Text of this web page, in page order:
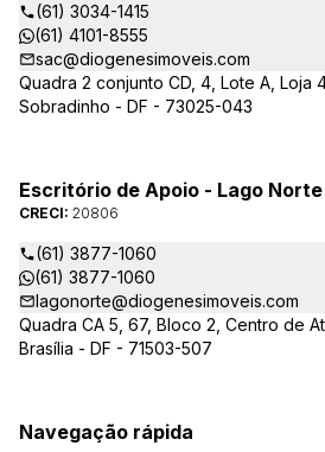
(61) 3034-1415
(61) 4101-8555
sac@diogenesimoveis.com
Quadra 2 conjunto CD, 4, Lote A, Loja
Sobradinho - DF - 73025-043
Escritório de Apoio - Lago Norte
CRECI: 20806
(61) 3877-1060
(61) 3877-1060
lagonorte@diogenesimoveis.com
Quadra CA 5, 67, Bloco 2, Centro de
Brasília - DF - 71503-507
Navegação rápida